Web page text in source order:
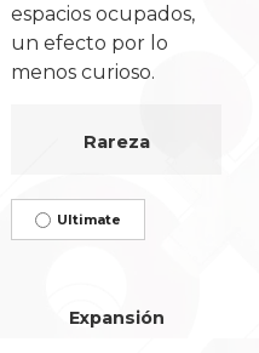
espacios ocupados,
un efecto por lo
menos curioso.
Rareza
Ultimate
Expansión